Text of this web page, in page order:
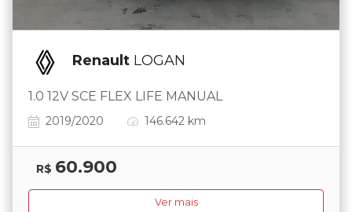
Renault LOGAN
1.0 12V SCE FLEX LIFE MANUAL
2019/2020 146.642 km
R$ 60.900
Ver mais